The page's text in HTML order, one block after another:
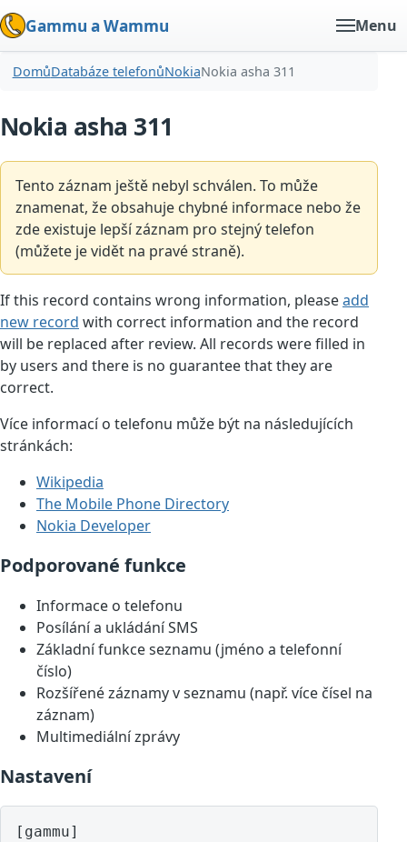
Gammu a Wammu Menu
DomůDatabáze telefonůNokiaNokia asha 311
Nokia asha 311
Tento záznam ještě nebyl schválen. To může
znamenat, že obsahuje chybné informace nebo že
zde existuje lepší záznam pro stejný telefon
(můžete je vidět na pravé straně).
If this record contains wrong information, pleaseadd
new record with correct information and the record
will be replaced after review. All records were filled in
by users and there is no guarantee that they are
correct.
Více informací o telefonu může být na následujících
stránkách:
Wikipedia
The Mobile Phone Directory
Nokia Developer
Podporované funkce
Informace o telefonu
Posílání a ukládání SMS
Základní funkce seznamu (jméno a telefonní
číslo)
Rozšířené záznamy v seznamu (např. více čísel na
záznam)
Multimediální zprávy
Nastavení
[gammu]